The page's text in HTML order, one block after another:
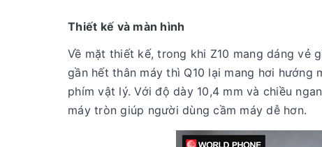
Thiết kế và màn hình
Về mặt thiết kế, trong khi Z10 mang dáng vẻ
gần hết thân máy thì Q10 lại mang hơi hướng
phím vật lý. Với độ dày 10,4 mm và chiều
máy tròn giúp người dùng cầm máy dễ hơn.